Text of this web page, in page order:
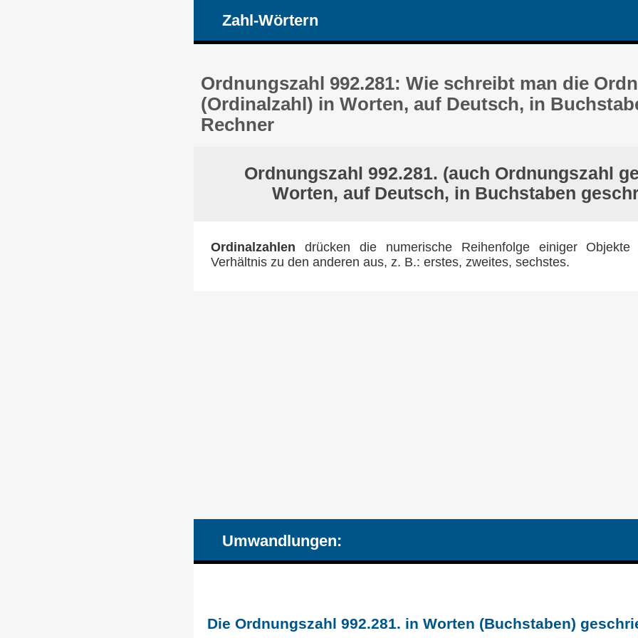
Zahl-Wörtern
Ordnungszahl 992.281: Wie schreibt man die
(Ordinalzahl) in Worten, auf Deutsch, in
Rechner
Ordnungszahl 992.281. (auch Ordnungszahl
Worten, auf Deutsch, in Buchstaben
Ordinalzahlen drücken die numerische Reihenfolge einiger
Verhältnis zu den anderen aus, z. B.: erstes, zweites, sechstes.
Umwandlungen:
Die Ordnungszahl 992.281. in Worten (Buchstaben)